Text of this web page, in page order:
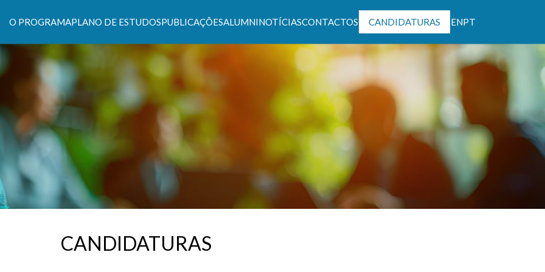
Climáticas e Políticas de Desenvolvimento Sustentável
O PROGRAMAPLANO DE ESTUDOSPUBLICAÇÕESALUMNINOTÍCIASCONTACTOS CANDIDATURAS ENPT
CANDIDATURAS